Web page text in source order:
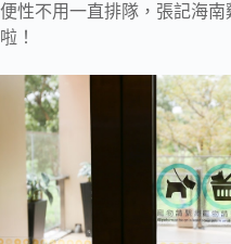
便性不用一直排隊，張記海
啦！